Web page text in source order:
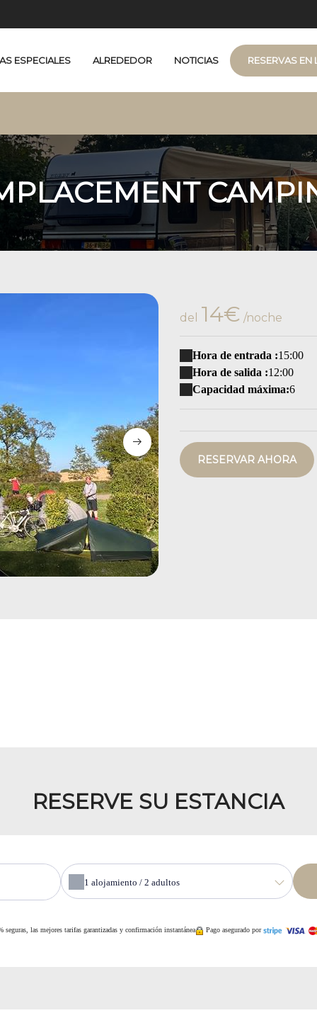
ESPECIALES ALREDEDOR NOTICIAS RESERVAS EN
del 14€ /noche
Hora de entrada :15:00
Hora de salida :12:00
Capacidad máxima:6
RESERVAR AHORA
RESERVE SU ESTANCIA
1 alojamiento / 2 adultos
seguras, las mejores tarifas garantizadas y confirmación instantánea Pago asegurado por